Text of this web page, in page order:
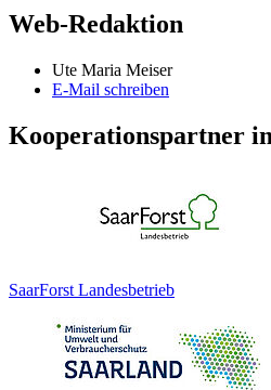
Web-Redaktion
Ute Maria Meiser
E-Mail schreiben
Kooperationspartner
SaarForst Landesbetrieb